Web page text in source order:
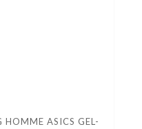
HOMME ASICS GEL-